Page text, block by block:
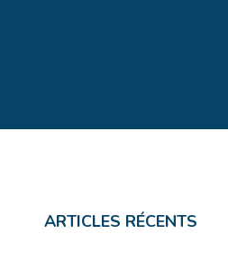
ARTICLES RÉCENTS